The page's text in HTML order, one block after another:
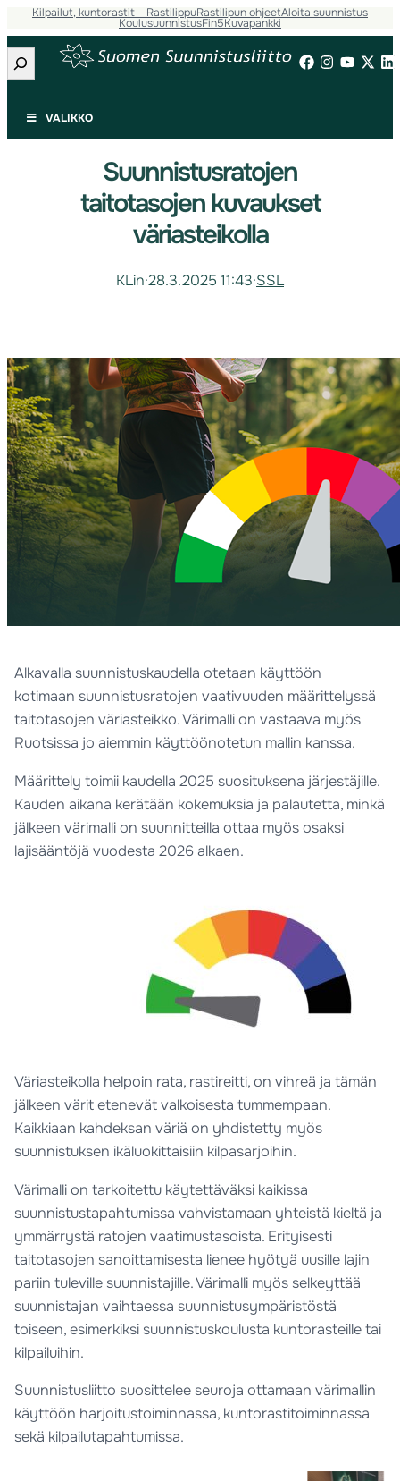
Kilpailut, kuntorastit – RastilippuRastilipun ohjeetAloita suunnistus
KoulusuunnistusFin5Kuvapankki
Etsi
VALIKKO
Suunnistusratojen
taitotasojen kuvaukset
väriasteikolla
KLin·28.3.2025 11:43·SSL
Alkavalla suunnistuskaudella otetaan käyttöön
kotimaan suunnistusratojen vaativuuden määrittelyssä
taitotasojen väriasteikko. Värimalli on vastaava myös
Ruotsissa jo aiemmin käyttöönotetun mallin kanssa.
Määrittely toimii kaudella 2025 suosituksena järjestäjille.
Kauden aikana kerätään kokemuksia ja palautetta, minkä
jälkeen värimalli on suunnitteilla ottaa myös osaksi
lajisääntöjä vuodesta 2026 alkaen.
Väriasteikolla helpoin rata, rastireitti, on vihreä ja tämän
jälkeen värit etenevät valkoisesta tummempaan.
Kaikkiaan kahdeksan väriä on yhdistetty myös
suunnistuksen ikäluokittaisiin kilpasarjoihin.
Värimalli on tarkoitettu käytettäväksi kaikissa
suunnistustapahtumissa vahvistamaan yhteistä kieltä ja
ymmärrystä ratojen vaatimustasoista. Erityisesti
taitotasojen sanoittamisesta lienee hyötyä uusille lajin
pariin tuleville suunnistajille. Värimalli myös selkeyttää
suunnistajan vaihtaessa suunnistusympäristöstä
toiseen, esimerkiksi suunnistuskoulusta kuntorasteille tai
kilpailuihin.
Suunnistusliitto suosittelee seuroja ottamaan värimallin
käyttöön harjoitustoiminnassa, kuntorastitoiminnassa
sekä kilpailutapahtumissa.